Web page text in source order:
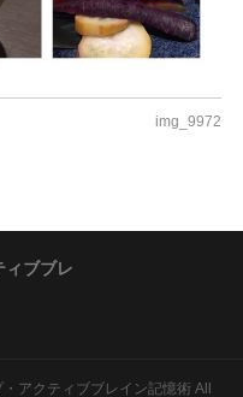
img_9972
ィブブレ
アクティブブレイン記憶術 All